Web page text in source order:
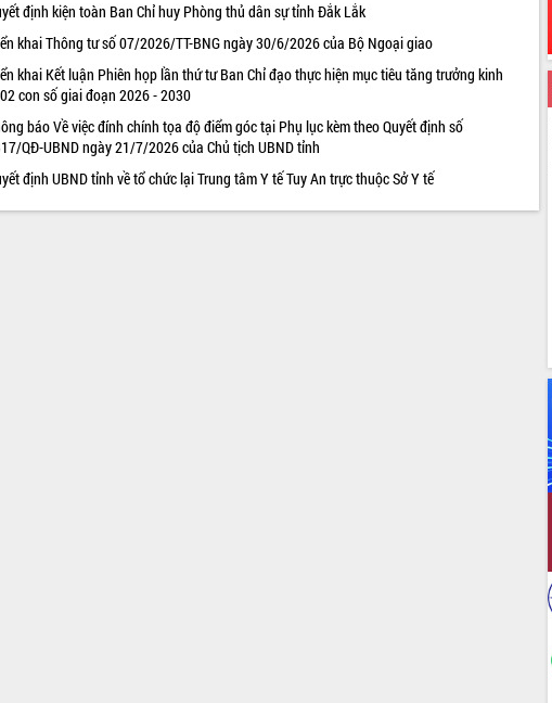
định kiện toàn Ban Chỉ huy Phòng thủ dân sự tỉnh Đắk Lắk
khai Thông tư số 07/2026/TT-BNG ngày 30/6/2026 của Bộ Ngoại giao
khai Kết luận Phiên họp lần thứ tư Ban Chỉ đạo thực hiện mục tiêu tăng trưởng kinh
con số giai đoạn 2026 - 2030
báo Về việc đính chính tọa độ điểm góc tại Phụ lục kèm theo Quyết định số
QĐ-UBND ngày 21/7/2026 của Chủ tịch UBND tỉnh
định UBND tỉnh về tổ chức lại Trung tâm Y tế Tuy An trực thuộc Sở Y tế